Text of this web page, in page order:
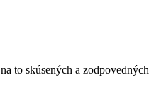
to skúsených a